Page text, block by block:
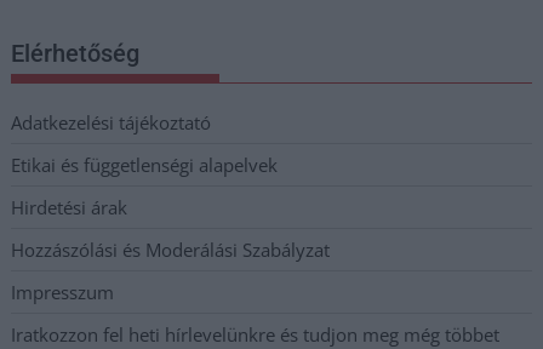
Elérhetőség
Adatkezelési tájékoztató
Etikai és függetlenségi alapelvek
Hirdetési árak
Hozzászólási és Moderálási Szabályzat
Impresszum
Iratkozzon fel heti hírlevelünkre és tudjon meg még többet